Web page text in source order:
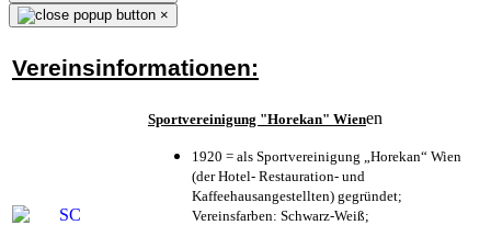
×
Vereinsinformationen:
Sportvereinigung "Horekan" Wienen
1920 = als Sportvereinigung „Horekan“ Wien
(der Hotel- Restauration- und
Kaffeehausangestellten) gegründet;
Vereinsfarben: Schwarz-Weiß;